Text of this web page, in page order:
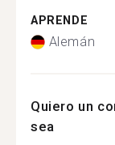
APRENDE
Alemán
Quiero un
sea